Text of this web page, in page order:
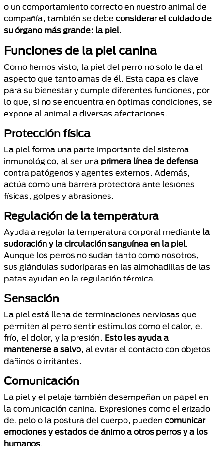
o un comportamiento correcto en nuestro animal de
compañía, también se debe considerar el cuidado de
su órgano más grande: la piel.
Funciones de la piel canina
Como hemos visto, la piel del perro no solo le da el
aspecto que tanto amas de él. Esta capa es clave
para su bienestar y cumple diferentes funciones, por
lo que, si no se encuentra en óptimas condiciones, se
expone al animal a diversas afectaciones.
Protección física
La piel forma una parte importante del sistema
inmunológico, al ser una primera línea de defensa
contra patógenos y agentes externos. Además,
actúa como una barrera protectora ante lesiones
físicas, golpes y abrasiones.
Regulación de la temperatura
Ayuda a regular la temperatura corporal mediante la
sudoración y la circulación sanguínea en la piel.
Aunque los perros no sudan tanto como nosotros,
sus glándulas sudoríparas en las almohadillas de las
patas ayudan en la regulación térmica.
Sensación
La piel está llena de terminaciones nerviosas que
permiten al perro sentir estímulos como el calor, el
frío, el dolor, y la presión. Esto les ayuda a
mantenerse a salvo, al evitar el contacto con objetos
dañinos o irritantes.
Comunicación
La piel y el pelaje también desempeñan un papel en
la comunicación canina. Expresiones como el erizado
del pelo o la postura del cuerpo, pueden comunicar
emociones y estados de ánimo a otros perros y a los
humanos.